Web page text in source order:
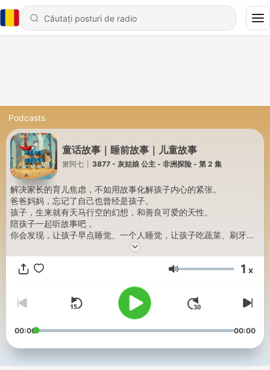
Podcasts
童话故事｜睡前故事｜儿童故事
箫阿七 3877 - 灰姑娘 公主 - 非洲探险 - 第 2 集
解决家长的育儿焦虑，不如用故事化解孩子内心的紧张。
爸爸妈妈，忘记了自己也曾经是孩子。
孩子，生来就有天马行空的幻想，和善良可爱的天性。
陪孩子一起听故事吧，
你会发现，让孩子早点睡觉、一个人睡觉，让孩子吃蔬菜、刷牙、
洗澡，让孩子少看电视、玩游戏，没有那么难。
你，不需要大动干戈，咆哮。用这些温柔的、春风化雨的故事，陪
伴你的小天使。你也可以，睡个好觉。
Volum 1 x
00:00 00:00